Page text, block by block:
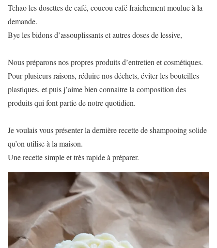
Tchao les dosettes de café, coucou café fraichement moulue à la
demande.
Bye les bidons d’assouplissants et autres doses de lessive,
Nous préparons nos propres produits d’entretien et cosmétiques.
Pour plusieurs raisons, réduire nos déchets, éviter les bouteilles
plastiques, et puis j’aime bien connaitre la composition des
produits qui font partie de notre quotidien.
Je voulais vous présenter la dernière recette de shampooing solide
qu’on utilise à la maison.
Une recette simple et très rapide à préparer.